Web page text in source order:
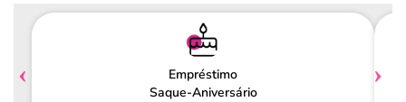
Empréstimo
Saque-Aniversário